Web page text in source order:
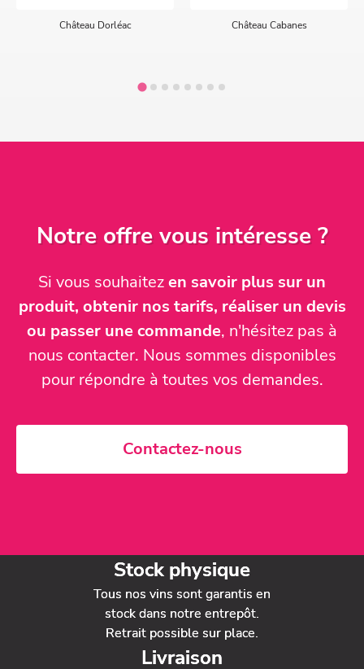
Château Dorléac Château Cabanes
Notre offre vous intéresse ?
Si vous souhaitezen savoir plus sur un
produit, obtenir nos tarifs, réaliser un devis
ou passer une commande, n'hésitez pas à
nous contacter. Nous sommes disponibles
pour répondre à toutes vos demandes.
Contactez-nous
Stock physique
Tous nos vins sont garantis en
stock dans notre entrepôt.
Retrait possible sur place.
Livraison